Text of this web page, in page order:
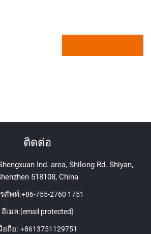
ติดต่อ
Ind. area, Shilong Rd. Shiyan,
518108, China
ศัพท์:+86-755-2760 1751
อีเมล:[email protected]
อถือ: +8613751129751